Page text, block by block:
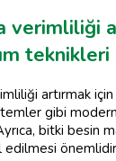
verimliliği
teknikleri
artırmak
gibi
bitki besin